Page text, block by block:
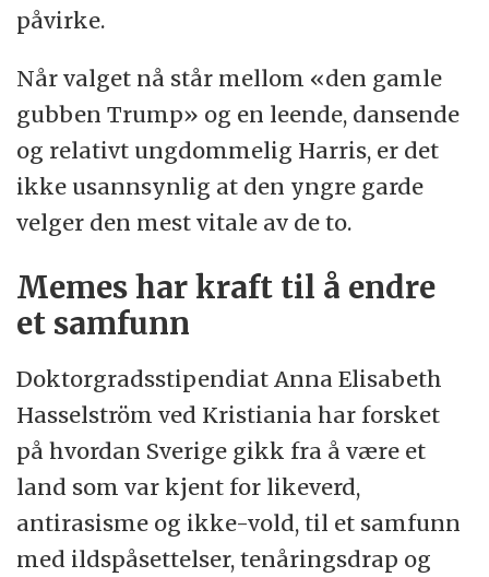
påvirke.
Når valget nå står mellom «den gamle
gubben Trump» og en leende, dansende
og relativt ungdommelig Harris, er det
ikke usannsynlig at den yngre garde
velger den mest vitale av de to.
Memes har kraft til å endre
et samfunn
Doktorgradsstipendiat Anna Elisabeth
Hasselström ved Kristiania har forsket
på hvordan Sverige gikk fra å være et
land som var kjent for likeverd,
antirasisme og ikke-vold, til et samfunn
med ildspåsettelser, tenåringsdrap og